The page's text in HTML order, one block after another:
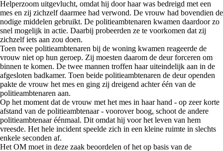
Helperzoom uitgevlucht, omdat hij door haar was bedreigd met een
mes en zij zichzelf daarmee had verwond. De vrouw had bovendien de
nodige middelen gebruikt. De politieambtenaren kwamen daardoor zo
snel mogelijk in actie. Daarbij probeerden ze te voorkomen dat zij
zichzelf iets aan zou doen.
Toen twee politieambtenaren bij de woning kwamen reageerde de
vrouw niet op hun geroep. Zij moesten daarom de deur forceren om
binnen te komen. De twee mannen troffen haar uiteindelijk aan in de
afgesloten badkamer. Toen beide politieambtenaren de deur openden
pakte de vrouw het mes en ging zij dreigend achter één van de
politieambtenaren aan.
Op het moment dat de vrouw met het mes in haar hand - op zeer korte
afstand van de politieambtenaar - voorover boog, schoot de andere
politieambtenaar éénmaal. Dit omdat hij voor het leven van hem
vreesde. Het hele incident speelde zich in een kleine ruimte in slechts
enkele seconden af.
Het OM moet in deze zaak beoordelen of het op basis van de